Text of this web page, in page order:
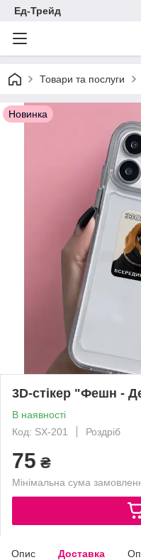
Ед-Трейд
Товари та послуги
Новинка
3D-стікер "Фешн -
В наявності
Код: SX-201
Роздріб
75 ₴
Мінімальна сума
Опис Доставка